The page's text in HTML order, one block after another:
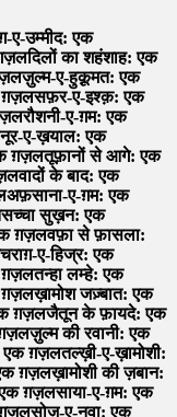
ए-उम्मीद: एक
दिलों का शहंशाह: एक
ज़ुल्म-ए-हुक़ूमत: एक
ग़ज़लसफ़र-ए-इश्क़: एक
रौशनी-ए-ग़म: एक
नूर-ए-ख़याल: एक
ग़ज़लतूफ़ानों से आगे: एक
वादों के बाद: एक
अफ़साना-ए-ग़म: एक
सच्चा सुख़न: एक
ग़ज़लवफ़ा से फ़ासला:
चराग़-ए-हिज्र: एक
ग़ज़लतन्हा लम्हे: एक
ग़ज़लख़ामोश जज़्बात: एक
ग़ज़लजैतून के फ़ायदे: एक
ज़ुल्म की रवानी: एक
ग़ज़लतल्ख़ी-ए-ख़ामोशी:
ग़ज़लख़ामोशी की ज़बान:
एक ग़ज़लसाया-ए-ग़म: एक
सोज़-ए-नवा: एक